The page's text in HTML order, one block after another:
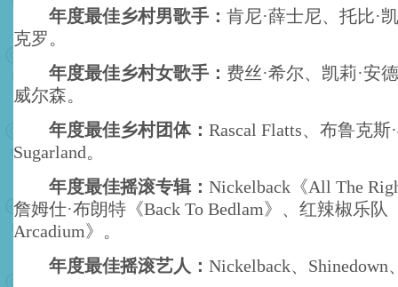
年度最佳乡村男歌手： 肯尼·薛士尼、托比·
克罗。
年度最佳乡村女歌手： 费丝·希尔、凯莉·安
威尔森。
年度最佳乡村团体： Rascal Flatts、布鲁克斯
Sugarland。
年度最佳摇滚专辑： Nickelback《All The
詹姆仕·布朗特《Back To Bedlam》、红辣椒乐队
Arcadium》。
年度最佳摇滚艺人： Nickelback、Shinedown